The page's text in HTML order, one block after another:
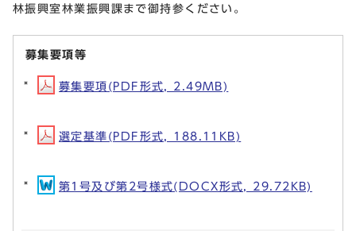
林振興室林業振興課まで御持参ください。
募集要項等
募集要項(PDF形式, 2.49MB)
選定基準(PDF形式, 188.11KB)
第1号及び第2号様式(DOCX形式, 29.72KB)